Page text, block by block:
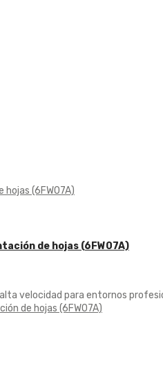
de hojas (6FW07A)
velocidad para entornos